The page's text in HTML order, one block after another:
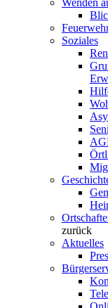
Wenden
Soziales
zurück
Aktuelles